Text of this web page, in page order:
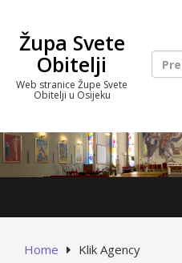
contentŽupa Svete
Obitelji
Web stranice Župe Svete
Obitelji u Osijeku
Home Klik Agency